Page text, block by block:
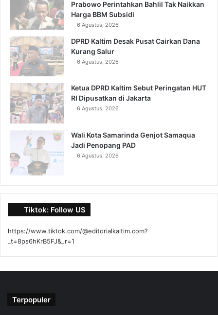
Prabowo Perintahkan Bahlil Tak Naikkan
Harga BBM Subsidi
6 Agustus, 2026
DPRD Kaltim Desak Pusat Cairkan Dana
Kurang Salur
6 Agustus, 2026
Ketua DPRD Kaltim Sebut Peringatan HUT
RI Dipusatkan di Jakarta
6 Agustus, 2026
Wali Kota Samarinda Genjot Samaqua
Jadi Penopang PAD
6 Agustus, 2026
Tiktok: Follow US
https://www.tiktok.com/@editorialkaltim.com?
_t=8ps6hKrB5FJ&_r=1
Terpopuler